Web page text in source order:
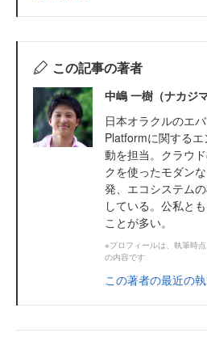
この記事の著者
中嶋 一樹（ナカジ
日本オラクルのエ
Platformに関する
動を担当。クラウ
クを使ったモダン
発、エコシステム
している。公私と
ことが多い。
※プロフィールは、執筆時
の内容です
この著者の最近の